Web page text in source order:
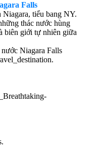
Falls
Niagara, tiểu bang NY.
thác nước hùng
biên giới tự nhiên giữa
Niagara Falls